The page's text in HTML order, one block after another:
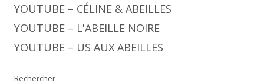
YOUTUBE – CÉLINE & ABEILLES
YOUTUBE – L'ABEILLE NOIRE
YOUTUBE – US AUX ABEILLES
Rechercher